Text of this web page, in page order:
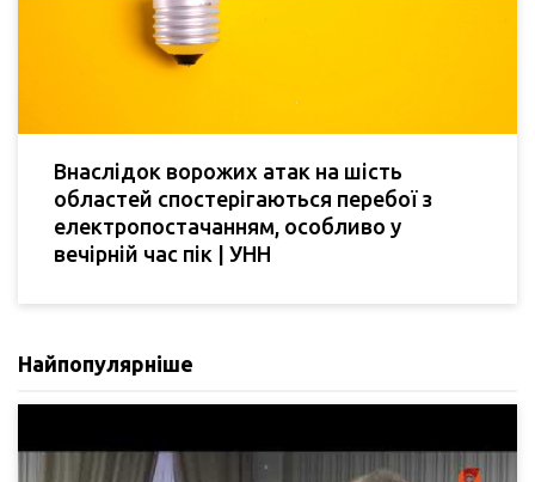
Внаслідок ворожих атак на шість
областей спостерігаються перебої з
електропостачанням, особливо у
вечірній час пік | УНН
Найпопулярніше